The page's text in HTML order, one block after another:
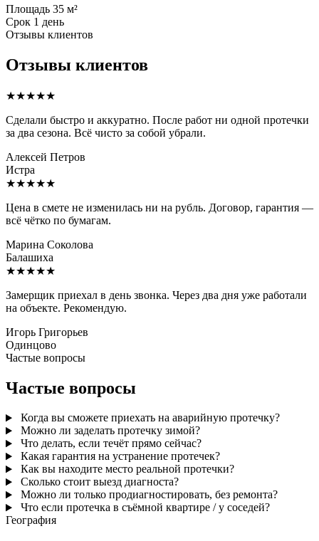
Площадь 35 м²
Срок 1 день
Отзывы клиентов
Отзывы клиентов
★★★★★
Сделали быстро и аккуратно. После работ ни одной протечки
за два сезона. Всё чисто за собой убрали.
Алексей Петров
Истра
★★★★★
Цена в смете не изменилась ни на рубль. Договор, гарантия —
всё чётко по бумагам.
Марина Соколова
Балашиха
★★★★★
Замерщик приехал в день звонка. Через два дня уже работали
на объекте. Рекомендую.
Игорь Григорьев
Одинцово
Частые вопросы
Частые вопросы
Когда вы сможете приехать на аварийную протечку?
Можно ли заделать протечку зимой?
Что делать, если течёт прямо сейчас?
Какая гарантия на устранение протечек?
Как вы находите место реальной протечки?
Сколько стоит выезд диагноста?
Можно ли только продиагностировать, без ремонта?
Что если протечка в съёмной квартире / у соседей?
География